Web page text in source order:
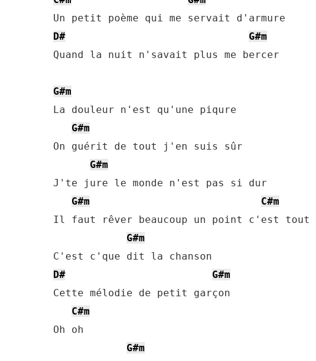
D#
G#m
Quand la nuit n'savait plus me bercer
G#m
La douleur n'est qu'une piqure
G#m
On guérit de tout j'en suis sûr
G#m
J'te jure le monde n'est pas si dur
G#m
C#m
Il faut rêver beaucoup un point c'est tout
G#m
D#
G#m
Cette mélodie de petit garçon
C#m
Oh oh
G#m